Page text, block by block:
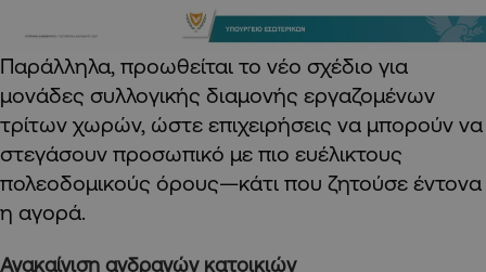
Παράλληλα, προωθείται το νέο σχέδιο για
μονάδες συλλογικής διαμονής εργαζομένων
τρίτων χωρών, ώστε επιχειρήσεις να μπορούν να
στεγάσουν προσωπικό με πιο ευέλικτους
πολεοδομικούς όρους—κάτι που ζητούσε έντονα
η αγορά.
Ανακαίνιση ανδρανών κατοικιών